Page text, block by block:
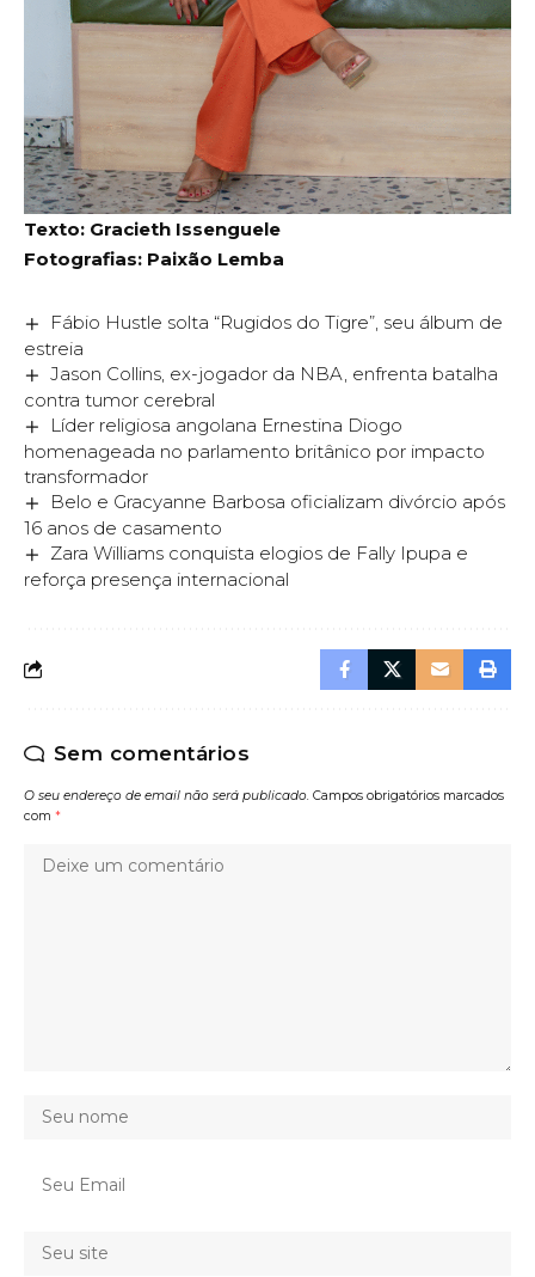
Texto: Gracieth Issenguele
Fotografias: Paixão Lemba
Fábio Hustle solta “Rugidos do Tigre”, seu álbum de
estreia
Jason Collins, ex-jogador da NBA, enfrenta batalha
contra tumor cerebral
Líder religiosa angolana Ernestina Diogo
homenageada no parlamento britânico por impacto
transformador
Belo e Gracyanne Barbosa oficializam divórcio após
16 anos de casamento
Zara Williams conquista elogios de Fally Ipupa e
reforça presença internacional
Sem comentários
O seu endereço de email não será publicado. Campos obrigatórios marcados
com *